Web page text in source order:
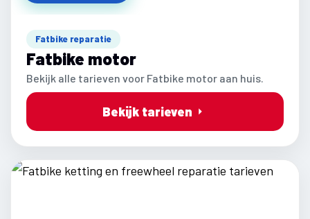
Fatbike reparatie
Fatbike motor
Bekijk alle tarieven voor Fatbike motor aan huis.
Bekijk tarieven